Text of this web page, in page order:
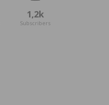
1,2k
Subscribers